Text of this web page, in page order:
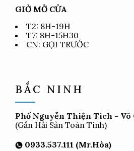
GIỜ MỞ CỬA
T2: 8H-19H
T7: 8H-15H30
CN: GỌI TRƯỚC
BẮC NINH
Phố Nguyễn Thiện Tích - Võ
(Gần Hải Sản Toàn Tình)
0933.537.111 (Mr.Hòa)